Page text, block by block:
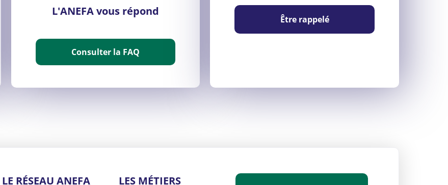
L'ANEFA vous répond
Consulter la FAQ
Être rappelé
LE RÉSEAU ANEFA LES MÉTIERS